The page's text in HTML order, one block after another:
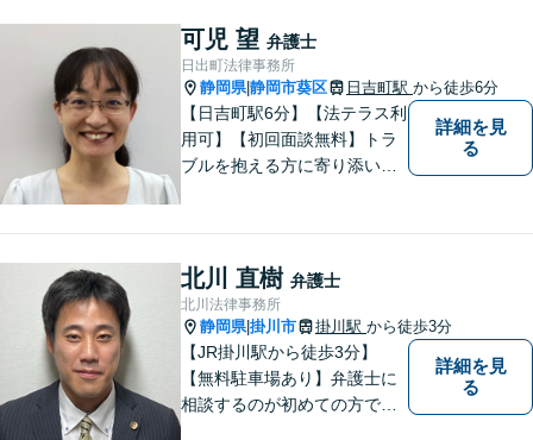
整理など企業に関わる問題を
幅広く取り扱っております。
どうぞお気軽にご相談くださ
い。
可児 望 弁護士
日出町法律事務所
静岡県|静岡市葵区 日吉町駅 から徒歩6分
【日吉町駅6分】【法テラス利
用可】【初回面談無料】トラ
ブルを抱える方に寄り添い、
詳細を見
る
北川 直樹 弁護士
北川法律事務所
静岡県|掛川市 掛川駅 から徒歩3分
【JR掛川駅から徒歩3分】
【無料駐車場あり】弁護士に
相談するのが初めての方でも
詳細を見
る